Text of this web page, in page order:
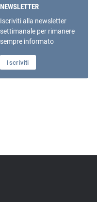
NEWSLETTER
Iscriviti alla newsletter
settimanale per rimanere
sempre informato
Iscriviti